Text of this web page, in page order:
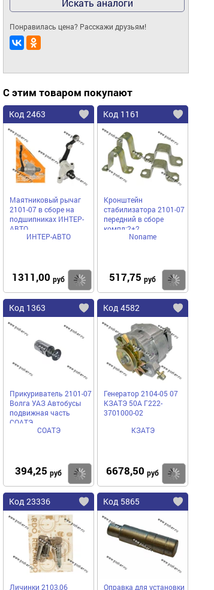
Искать аналоги
Понравилась цена? Расскажи друзьям!
С этим товаром покупают
Код 2463
Маятниковый рычаг
2101-07 в сборе на
подшипниках ИНТЕР-
АВТО
ИНТЕР-АВТО
1311,00 руб Купить
Код 1161
Кронштейн
стабилизатора 2101-07
передний в сборе
компл:2+2
Noname
517,75 руб
Код 1363
Прикуриватель 2101-07
Волга УАЗ Автобусы
подвижная часть
СОАТЭ
СОАТЭ
394,25 руб Купить
Код 4582
Генератор 2104-05 07
КЗАТЭ 50A Г222-
3701000-02
КЗАТЭ
6678,50 руб
Код 23336
Личинки 2103,06
Код 5865
Оправка для установки